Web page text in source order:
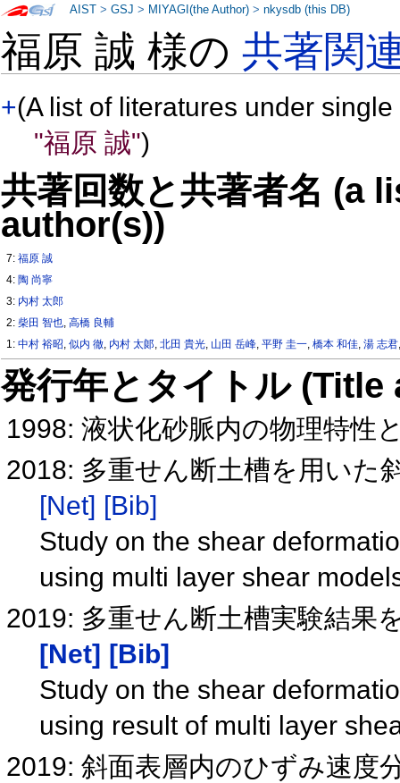
福原 誠 様の共著関
+(A list of literatures under
"福原 誠")
共著回数と共著者名 (a
author(s))
7:福原 誠
4: 陶 尚寧
3: 内村 太郎
2:柴田 智也,高橋 良輔
1:中村 裕昭,似内 徹, 内村 太郞,北田 貴光, 山田 岳峰,平野 圭一,橋本 和佳,湯 志君
発行年とタイトル
1998: 液状化砂脈内の物理特性
2018: 多重せん断土槽を用いた
[Net] [Bib]
Study on the shear
using multi layer shear
2019: 多重せん断土槽実験結果
[Net] [Bib]
Study on the shear
using result of multi layer
2019: 斜面表層内のひずみ速度
AIST >GSJ > MIYAGI(the Author) >nkysdb (this DB)